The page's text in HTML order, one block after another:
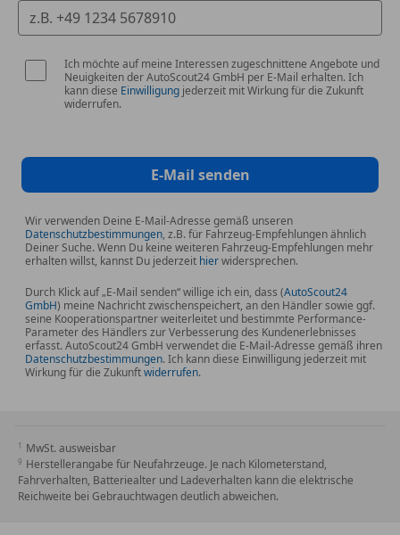
Ich möchte auf meine Interessen zugeschnittene Angebote und
Neuigkeiten der AutoScout24 GmbH per E-Mail erhalten. Ich
kann diese Einwilligung jederzeit mit Wirkung für die Zukunft
widerrufen.
E-Mail senden
Wir verwenden Deine E-Mail-Adresse gemäß unseren
Datenschutzbestimmungen, z.B. für Fahrzeug-Empfehlungen ähnlich
Deiner Suche. Wenn Du keine weiteren Fahrzeug-Empfehlungen mehr
erhalten willst, kannst Du jederzeit hierwidersprechen.
Durch Klick auf „E-Mail senden“ willige ich ein, dass (AutoScout24
GmbH) meine Nachricht zwischenspeichert, an den Händler sowie ggf.
seine Kooperationspartner weiterleitet und bestimmte Performance-
Parameter des Händlers zur Verbesserung des Kundenerlebnisses
erfasst. AutoScout24 GmbH verwendet die E-Mail-Adresse gemäß ihren
Datenschutzbestimmungen. Ich kann diese Einwilligung jederzeit mit
Wirkung für die Zukunftwiderrufen.
MwSt. ausweisbar
Herstellerangabe für Neufahrzeuge. Je nach Kilometerstand,
Fahrverhalten, Batteriealter und Ladeverhalten kann die elektrische
Reichweite bei Gebrauchtwagen deutlich abweichen.